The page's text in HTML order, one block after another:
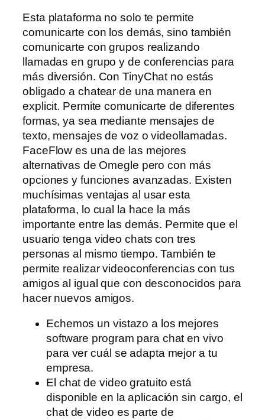
Esta plataforma no solo te permite
comunicarte con los demás, sino también
comunicarte con grupos realizando
llamadas en grupo y de conferencias para
más diversión. Con TinyChat no estás
obligado a chatear de una manera en
explicit. Permite comunicarte de diferentes
formas, ya sea mediante mensajes de
texto, mensajes de voz o videollamadas.
FaceFlow es una de las mejores
alternativas de Omegle pero con más
opciones y funciones avanzadas. Existen
muchísimas ventajas al usar esta
plataforma, lo cual la hace la más
importante entre las demás. Permite que el
usuario tenga video chats con tres
personas al mismo tiempo. También te
permite realizar videoconferencias con tus
amigos al igual que con desconocidos para
hacer nuevos amigos.
Echemos un vistazo a los mejores
software program para chat en vivo
para ver cuál se adapta mejor a tu
empresa.
El chat de video gratuito está
disponible en la aplicación sin cargo, el
chat de video es parte de